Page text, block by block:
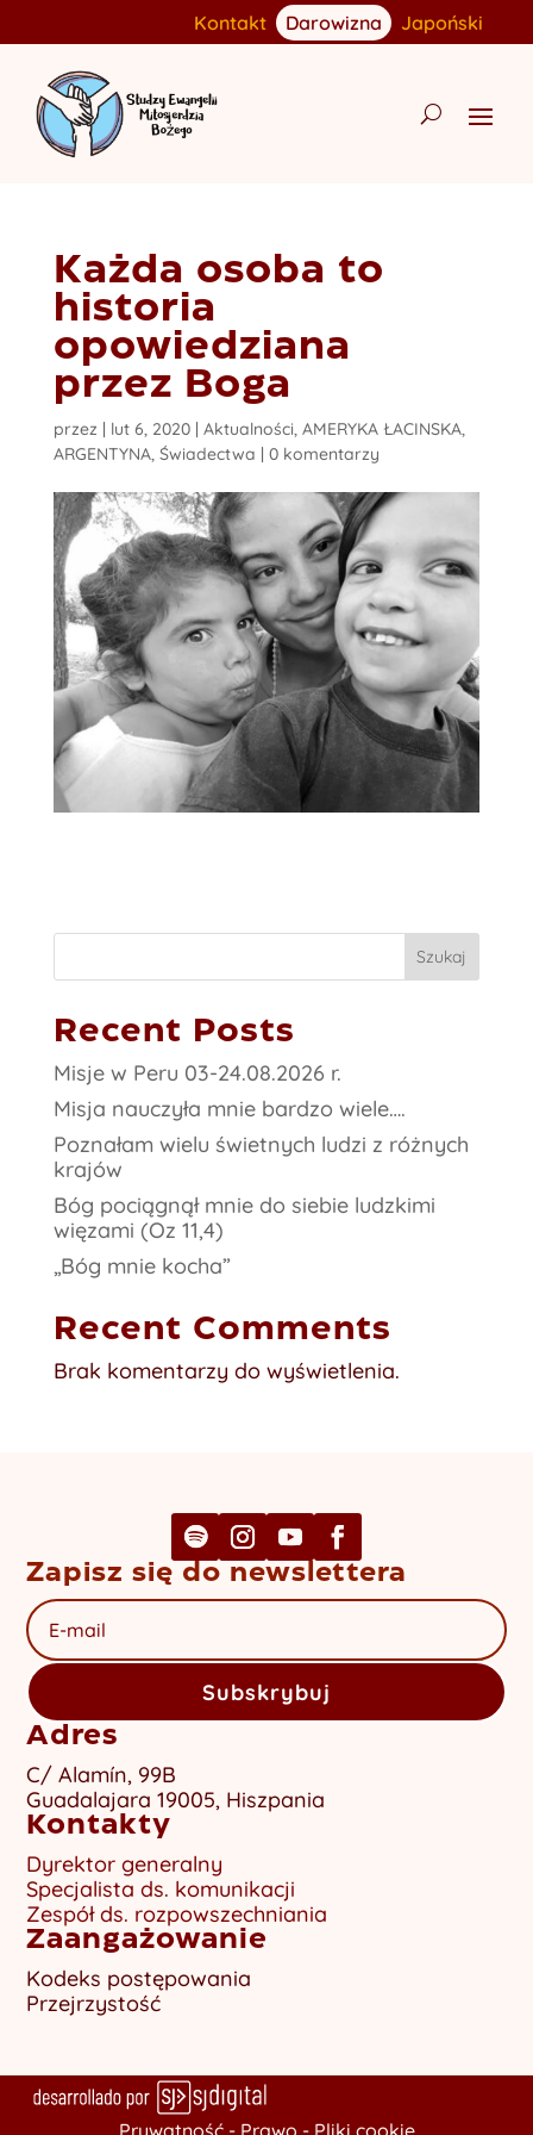
Kontakt Darowizna Japoński
Każda osoba to
historia
opowiedziana
przez Boga
przez lut 6, 2020| Aktualności, AMERYKA ŁACINSKA,
ARGENTYNA, Świadectwa 0 komentarzy
Szukaj
Recent Posts
Misje w Peru 03-24.08.2026 r.
Misja nauczyła mnie bardzo wiele….
Poznałam wielu świetnych ludzi z różnych
krajów
Bóg pociągnął mnie do siebie ludzkimi
więzami (Oz 11,4)
„Bóg mnie kocha”
Recent Comments
Brak komentarzy do wyświetlenia.
Zapisz się do newslettera
Subskrybuj
Adres
C/ Alamín, 99B
Guadalajara 19005, Hiszpania
Kontakty
Dyrektor generalny
Specjalista ds. komunikacji
Zespół ds. rozpowszechniania
Zaangażowanie
Kodeks postępowania
Przejrzystość